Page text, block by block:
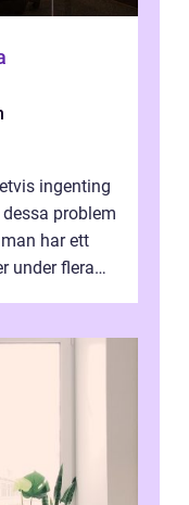
ingenting
problem
har ett
under flera